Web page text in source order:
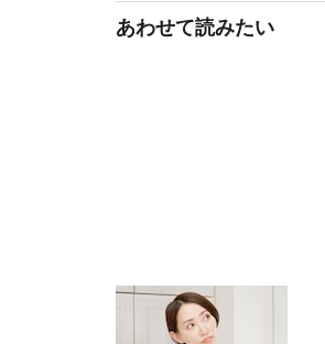
あわせて読みたい